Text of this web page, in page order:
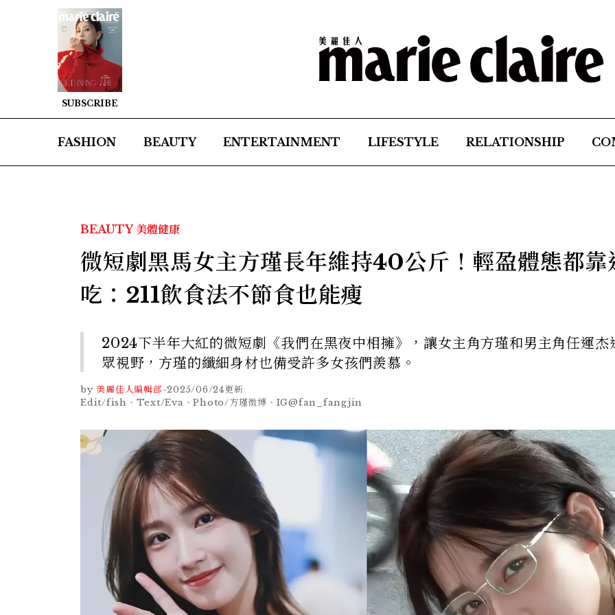
SUBSCRIBE
FASHION BEAUTY ENTERTAINMENT LIFESTYLE RELATIONSHIP
BEAUTY 美體健康
微短劇黑馬女主方瑾長年維持40公斤！輕盈體態都靠
吃：211飲食法不節食也能瘦
2024下半年大紅的微短劇《我們在黑夜中相擁》，讓女主角方瑾和男主角任運杰
眾視野，方瑾的纖細身材也備受許多女孩們羨慕。
by 美麗佳人編輯部-2025/06/24更新
Edit/fish、Text/Eva、Photo/方瑾微博、IG@fan_fangjin